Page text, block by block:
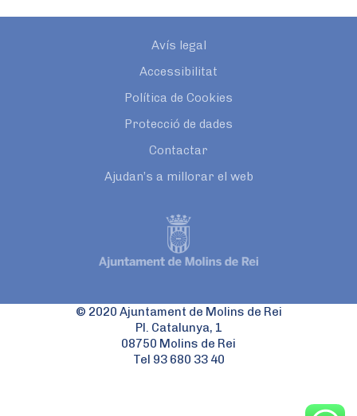
Avís legal
Accessibilitat
Política de Cookies
Protecció de dades
Contactar
Ajudan’s a millorar el web
© 2020 Ajuntament de Molins de Rei
Pl. Catalunya, 1
08750 Molins de Rei
Tel 93 680 33 40